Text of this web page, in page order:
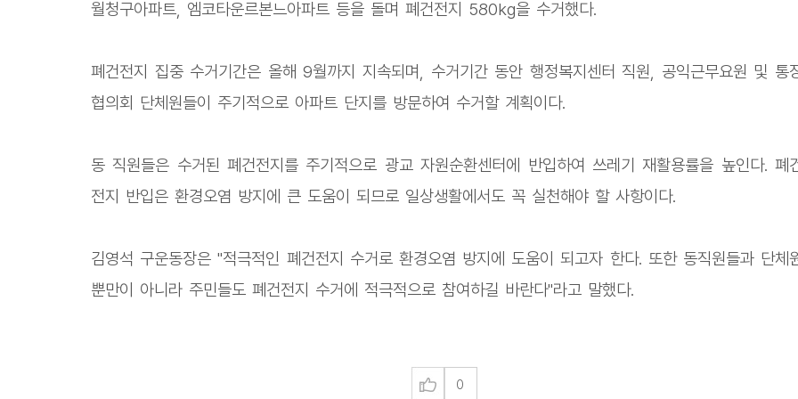
월청구아파트, 엠코타운르본느아파트 등을 돌며 폐건전지 580kg을 수거했다.
폐건전지 집중 수거기간은 올해 9월까지 지속되며, 수거기간 동안 행정복지센터 직원, 공익근무요원 및 통
협의회 단체원들이 주기적으로 아파트 단지를 방문하여 수거할 계획이다.
동 직원들은 수거된 폐건전지를 주기적으로 광교 자원순환센터에 반입하여 쓰레기 재활용률을 높인다. 폐
전지 반입은 환경오염 방지에 큰 도움이 되므로 일상생활에서도 꼭 실천해야 할 사항이다.
김영석 구운동장은 "적극적인 폐건전지 수거로 환경오염 방지에 도움이 되고자 한다. 또한 동직원들과 단체
뿐만이 아니라 주민들도 폐건전지 수거에 적극적으로 참여하길 바란다"라고 말했다.
0